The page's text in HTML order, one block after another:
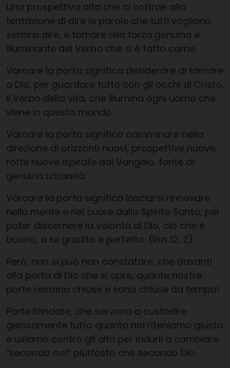
Una prospettiva alta che ci sottrae alla
tentazione di dire le parole che tutti vogliono
sentirsi dire, e tornare alla forza genuina e
illuminante del Verbo che si è fatto carne.
Varcare la porta significa desiderare di tornare
a Dio, per guardare tutto con gli occhi di Cristo,
il Verbo della vita, che illumina ogni uomo che
viene in questo mondo.
Varcare la porta significa camminare nella
direzione di orizzonti nuovi, prospettive nuove,
rotte nuove ispirate dal Vangelo, fonte di
genuina umanità.
Varcare la porta significa lasciarsi rinnovare
nella mente e nel cuore dallo Spirito Santo, per
poter discernere la volontà di Dio, ciò che è
buono, a lui gradito e perfetto. (Rm 12, 2).
Però, non si può non constatare, che davanti
alla porta di Dio che si apre, quante nostre
porte restano chiuse e sono chiuse da tempo!
Porte blindate, che servono a custodire
gelosamente tutto quanto noi riteniamo giusto
e usiamo contro gli altri per indurli a cambiare
“secondo noi” piuttosto che secondo Dio.